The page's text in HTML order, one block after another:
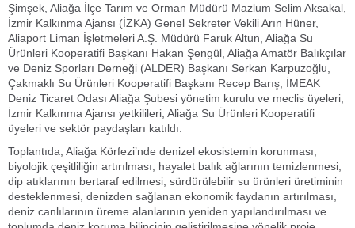
Şimşek, Aliağa İlçe Tarım ve Orman Müdürü Mazlum Selim Aksakal,
İzmir Kalkınma Ajansı (İZKA) Genel Sekreter Vekili Arın Hüner,
Aliaport Liman İşletmeleri A.Ş. Müdürü Faruk Altun, Aliağa Su
Ürünleri Kooperatifi Başkanı Hakan Şengül, Aliağa Amatör Balıkçılar
ve Deniz Sporları Derneği (ALDER) Başkanı Serkan Karpuzoğlu,
Çakmaklı Su Ürünleri Kooperatifi Başkanı Recep Barış, İMEAK
Deniz Ticaret Odası Aliağa Şubesi yönetim kurulu ve meclis üyeleri,
İzmir Kalkınma Ajansı yetkilileri, Aliağa Su Ürünleri Kooperatifi
üyeleri ve sektör paydaşları katıldı.
Toplantıda; Aliağa Körfezi’nde denizel ekosistemin korunması,
biyolojik çeşitliliğin artırılması, hayalet balık ağlarının temizlenmesi,
dip atıklarının bertaraf edilmesi, sürdürülebilir su ürünleri üretiminin
desteklenmesi, denizden sağlanan ekonomik faydanın artırılması,
deniz canlılarının üreme alanlarının yeniden yapılandırılması ve